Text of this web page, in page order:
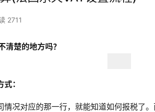
2711
清楚的地方吗？
：
情况对应的那一行，就能知道如何报税了